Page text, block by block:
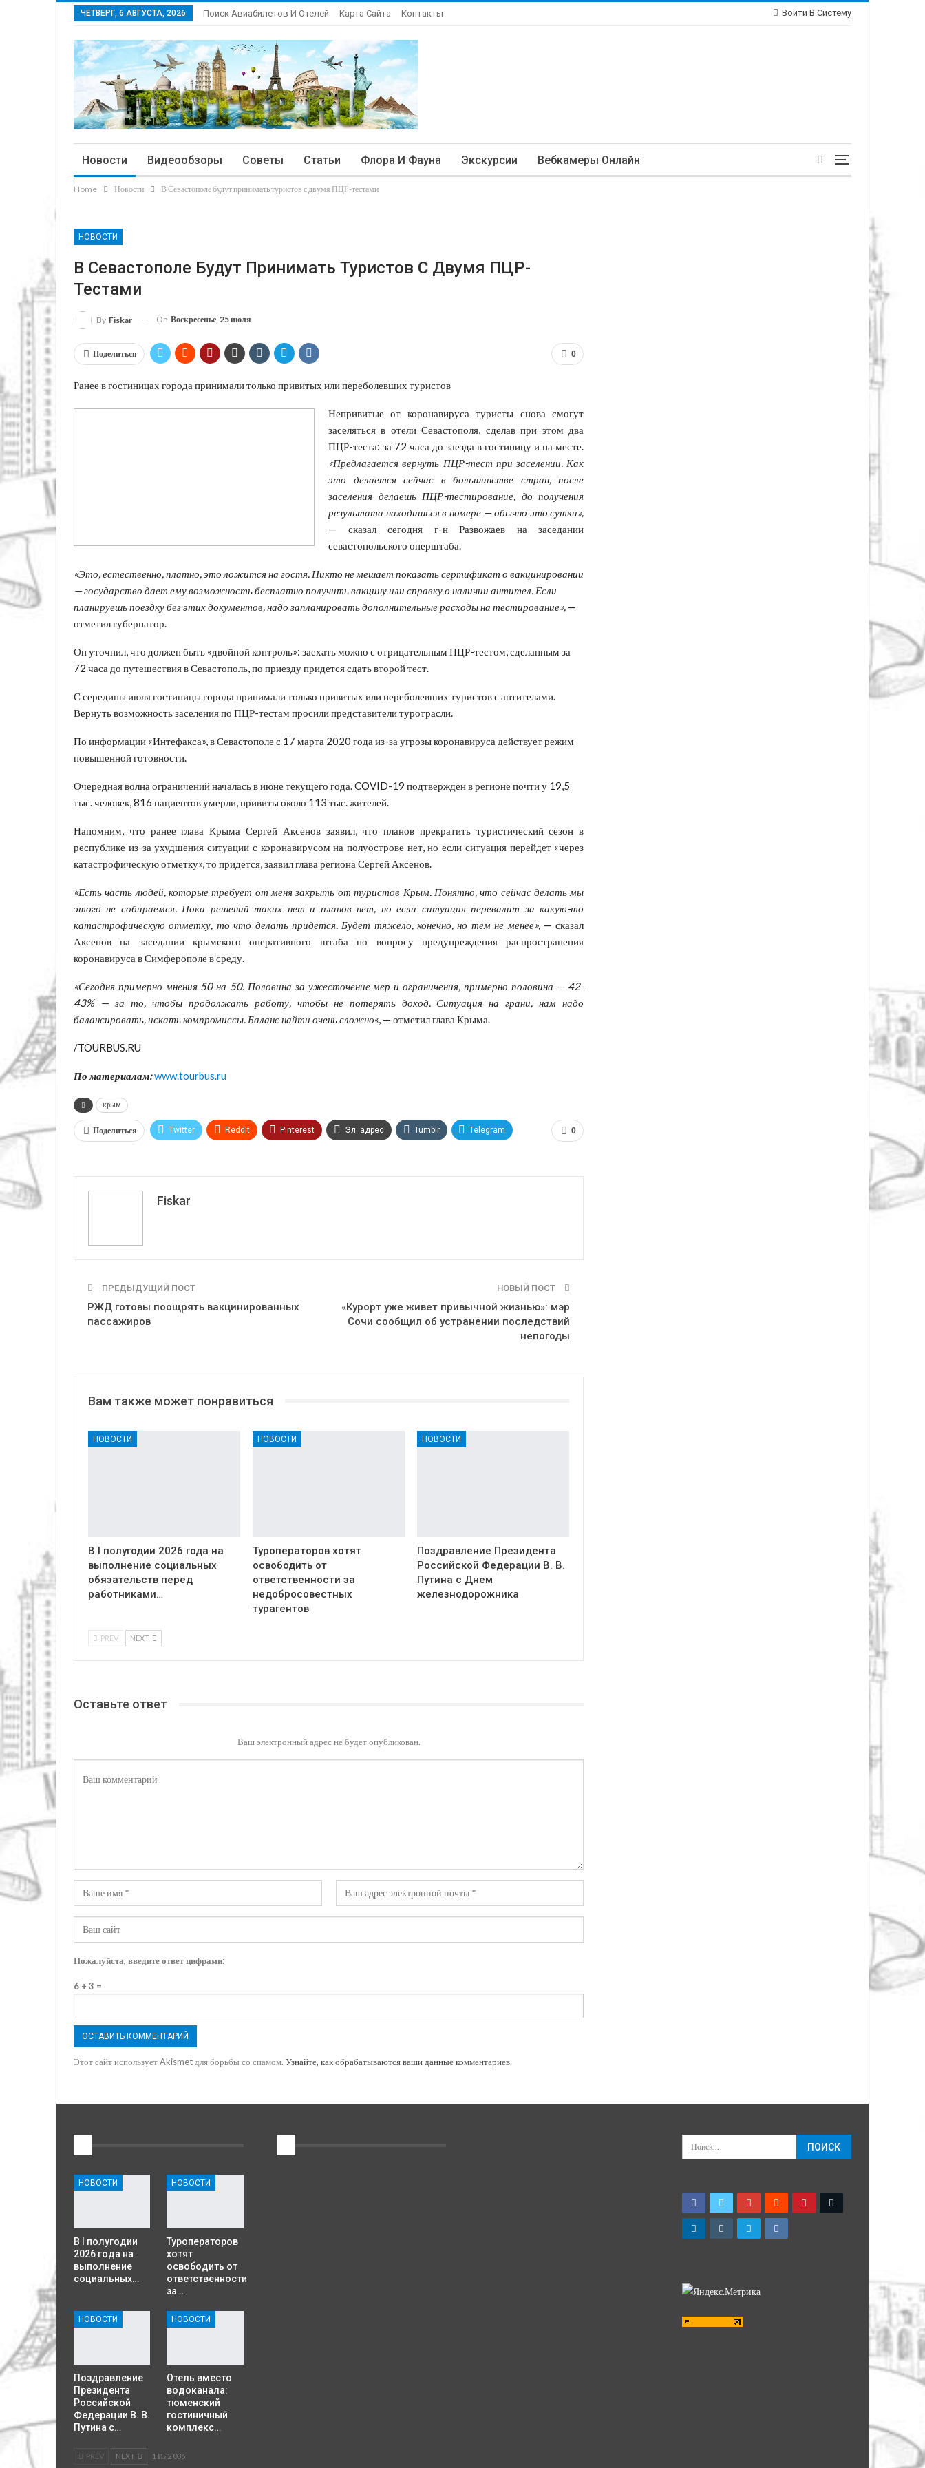
Войти В Систему
ЧЕТВЕРГ, 6 АВГУСТА, 2026 Поиск Авиабилетов И Отелей Карта Сайта Контакты
Новости Видеообзоры Советы Статьи Флора И Фауна Экскурсии Вебкамеры Онлайн
Home Новости В Севастополе будут принимать туристов с двумя ПЦР-тестами
НОВОСТИ
В Севастополе Будут Принимать Туристов С Двумя ПЦР-
Тестами
By Fiskar On Воскресенье, 25 июля
0
Поделиться
Ранее в гостиницах города принимали только привитых или переболевших туристов
Непривитые от коронавируса туристы снова смогут
заселяться в отели Севастополя, сделав при этом два
ПЦР-теста: за 72 часа до заезда в гостиницу и на месте.
«Предлагается вернуть ПЦР-тест при заселении. Как
это делается сейчас в большинстве стран, после
заселения делаешь ПЦР-тестирование, до получения
результата находишься в номере — обычно это сутки»,
— сказал сегодня г-н Развожаев на заседании
севастопольского оперштаба.
«Это, естественно, платно, это ложится на гостя. Никто не мешает показать сертификат о вакцинировании
— государство дает ему возможность бесплатно получить вакцину или справку о наличии антител. Если
планируешь поездку без этих документов, надо запланировать дополнительные расходы на тестирование», —
отметил губернатор.
Он уточнил, что должен быть «двойной контроль»: заехать можно с отрицательным ПЦР-тестом, сделанным за
72 часа до путешествия в Севастополь, по приезду придется сдать второй тест.
С середины июля гостиницы города принимали только привитых или переболевших туристов с антителами.
Вернуть возможность заселения по ПЦР-тестам просили представители туротрасли.
По информации «Интефакса», в Севастополе с 17 марта 2020 года из-за угрозы коронавируса действует режим
повышенной готовности.
Очередная волна ограничений началась в июне текущего года. COVID-19 подтвержден в регионе почти у 19,5
тыс. человек, 816 пациентов умерли, привиты около 113 тыс. жителей.
Напомним, что ранее глава Крыма Сергей Аксенов заявил, что планов прекратить туристический сезон в
республике из-за ухудшения ситуации с коронавирусом на полуострове нет, но если ситуация перейдет «через
катастрофическую отметку», то придется, заявил глава региона Сергей Аксенов.
«Есть часть людей, которые требует от меня закрыть от туристов Крым. Понятно, что сейчас делать мы
этого не собираемся. Пока решений таких нет и планов нет, но если ситуация перевалит за какую-то
катастрофическую отметку, то что делать придется. Будет тяжело, конечно, но тем не менее»,— сказал
Аксенов на заседании крымского оперативного штаба по вопросу предупреждения распространения
коронавируса в Симферополе в среду.
«Сегодня примерно мнения 50 на 50. Половина за ужесточение мер и ограничения, примерно половина — 42-
43% — за то, чтобы продолжать работу, чтобы не потерять доход. Ситуация на грани, нам надо
балансировать, искать компромиссы. Баланс найти очень сложно«, — отметил глава Крыма.
/TOURBUS.RU
По материалам:www.tourbus.ru
крым
0
Поделиться Twitter ReddIt Pinterest Эл. адрес Tumblr Telegram
Fiskar
ПРЕДЫДУЩИЙ ПОСТ
РЖД готовы поощрять вакцинированных
пассажиров
НОВЫЙ ПОСТ
«Курорт уже живет привычной жизнью»: мэр
Сочи сообщил об устранении последствий
непогоды
Вам также может понравиться
НОВОСТИ
В I полугодии 2026 года на
выполнение социальных
обязательств перед
работниками…
НОВОСТИ
Туроператоров хотят
освободить от
ответственности за
недобросовестных
турагентов
НОВОСТИ
Поздравление Президента
Российской Федерации В. В.
Путина с Днем
железнодорожника
PREV NEXT
Оставьте ответ
Ваш электронный адрес не будет опубликован.
Пожалуйста, введите ответ цифрами:
6 + 3 =
Этот сайт использует Akismet для борьбы со спамом. Узнайте, как обрабатываются ваши данные комментариев.
НОВОСТИ
В I полугодии
2026 года на
выполнение
социальных…
НОВОСТИ
Туроператоров
хотят
освободить от
ответственности
за…
НОВОСТИ
Поздравление
Президента
Российской
Федерации В. В.
Путина с…
НОВОСТИ
Отель вместо
водоканала:
тюменский
гостиничный
комплекс…
PREV NEXT 1 Из 2 036